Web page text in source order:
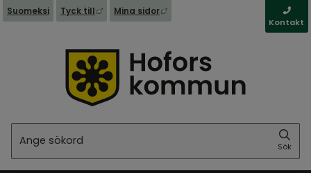
Suomeksi Tyck till Länk till annan webbplats, öppnas i nytt
Mina sidor Länk till annan webbplats,
Kontakt
Sök